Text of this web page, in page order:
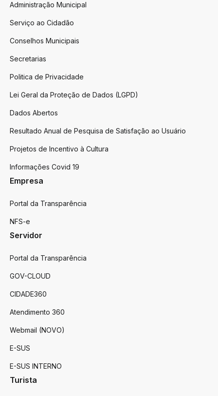
Administração Municipal
Serviço ao Cidadão
Conselhos Municipais
Secretarias
Politica de Privacidade
Lei Geral da Proteção de Dados (LGPD)
Dados Abertos
Resultado Anual de Pesquisa de Satisfação ao Usuário
Projetos de Incentivo à Cultura
Informações Covid 19
Empresa
Portal da Transparência
NFS-e
Servidor
Portal da Transparência
GOV-CLOUD
CIDADE360
Atendimento 360
Webmail (NOVO)
E-SUS
E-SUS INTERNO
Turista